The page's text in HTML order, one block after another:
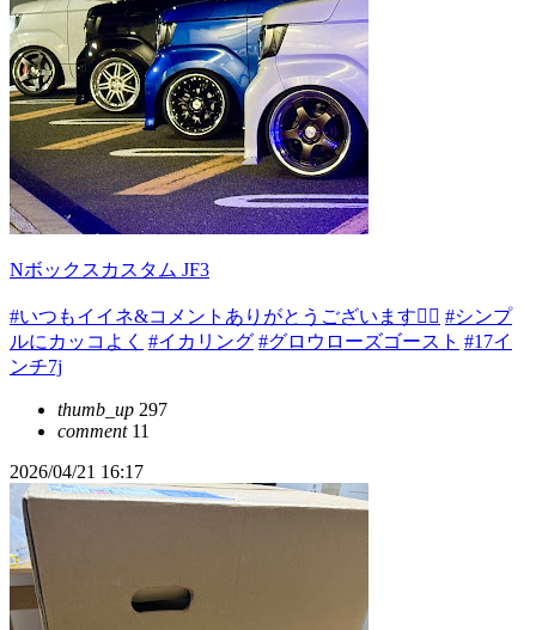
Nボックスカスタム JF3
#いつもイイネ&コメントありがとうございます🙇‍♂️ #シンプ
ルにカッコよく #イカリング #グロウローズゴースト #17イ
ンチ7j
thumb_up 297
comment11
2026/04/21 16:17